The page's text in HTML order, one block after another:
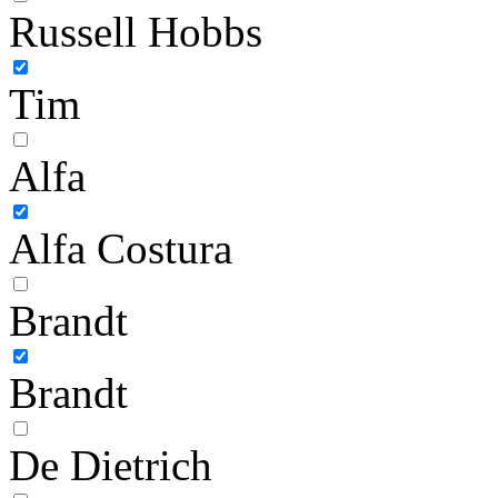
Russell Hobbs
Tim
Alfa
Alfa Costura
Brandt
Brandt
De Dietrich